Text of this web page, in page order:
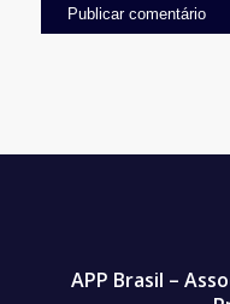
APP Brasil –